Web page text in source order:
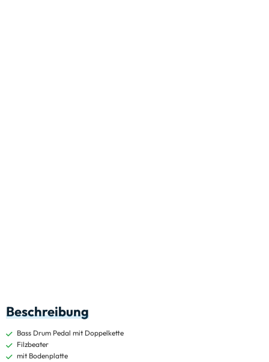
Beschreibung
Bass Drum Pedal mit Doppelkette
Filzbeater
mit Bodenplatte